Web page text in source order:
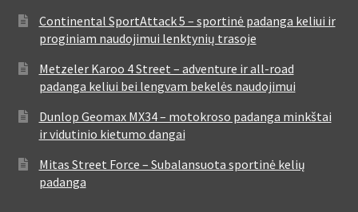
Continental SportAttack 5 – sportinė padanga keliui ir
proginiam naudojimui lenktynių trasoje
Metzeler Karoo 4 Street – adventure ir all-road
padanga keliui bei lengvam bekelės naudojimui
Dunlop Geomax MX34 – motokroso padanga minkštai
ir vidutinio kietumo dangai
Mitas Street Force – Subalansuota sportinė kelių
padanga